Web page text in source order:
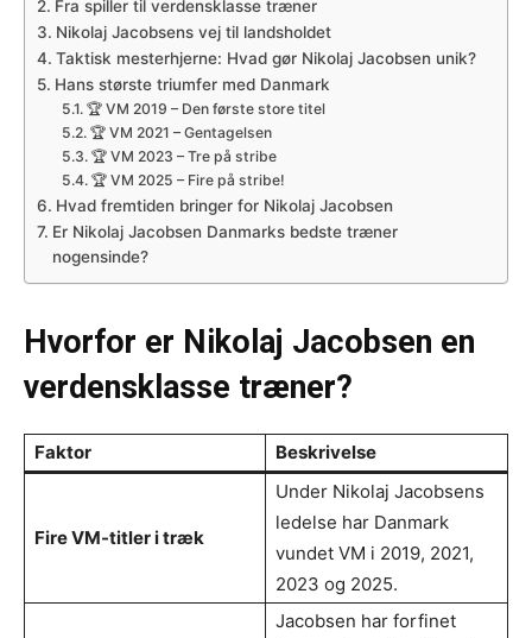
Fra spiller til verdensklasse træner
Nikolaj Jacobsens vej til landsholdet
Taktisk mesterhjerne: Hvad gør Nikolaj Jacobsen unik?
Hans største triumfer med Danmark
🏆 VM 2019 – Den første store titel
🏆 VM 2021 – Gentagelsen
🏆 VM 2023 – Tre på stribe
🏆 VM 2025 – Fire på stribe!
Hvad fremtiden bringer for Nikolaj Jacobsen
Er Nikolaj Jacobsen Danmarks bedste træner
nogensinde?
Hvorfor er Nikolaj Jacobsen en
verdensklasse træner?
Faktor Beskrivelse
Fire VM-titler i træk
Under Nikolaj Jacobsens
ledelse har Danmark
vundet VM i 2019, 2021,
2023 og 2025.
Jacobsen har forfinet